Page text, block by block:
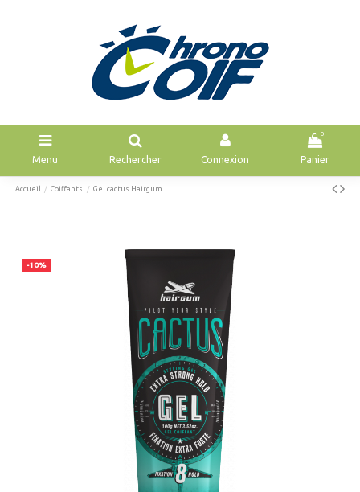
Menu Rechercher Connexion
0
Panier
Accueil Coiffants Gel cactus Hairgum
-10%